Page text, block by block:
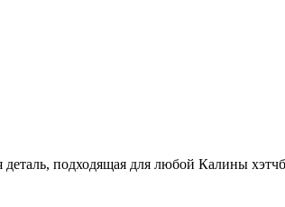
деталь, подходящая для любой Калины